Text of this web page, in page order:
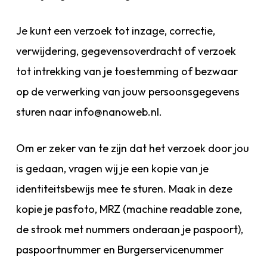
Je kunt een verzoek tot inzage, correctie,
verwijdering, gegevensoverdracht of verzoek
tot intrekking van je toestemming of bezwaar
op de verwerking van jouw persoonsgegevens
sturen naar info@nanoweb.nl.
Om er zeker van te zijn dat het verzoek door jou
is gedaan, vragen wij je een kopie van je
identiteitsbewijs mee te sturen. Maak in deze
kopie je pasfoto, MRZ (machine readable zone,
de strook met nummers onderaan je paspoort),
paspoortnummer en Burgerservicenummer